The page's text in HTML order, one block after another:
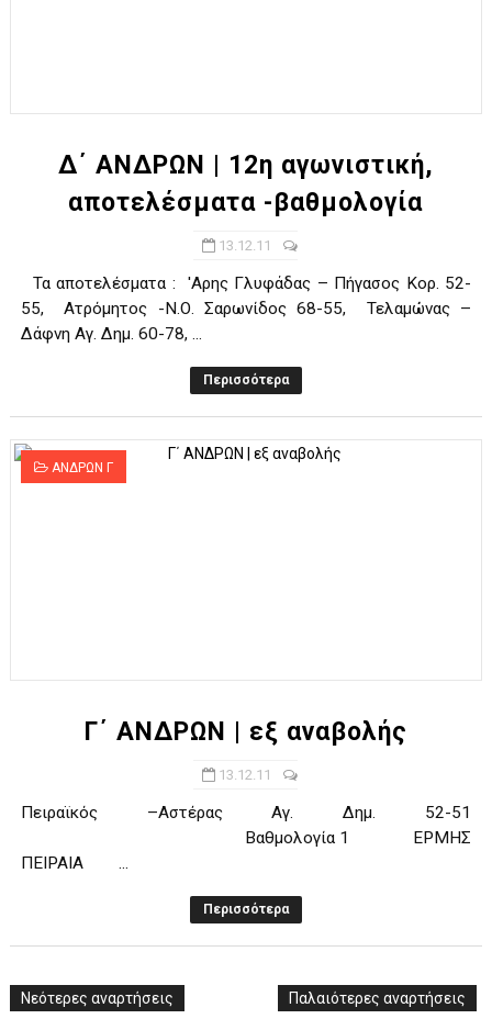
Δ΄ ΑΝΔΡΩΝ | 12η αγωνιστική,
αποτελέσματα -βαθμολογία
13.12.11
Τα αποτελέσματα : 'Αρης Γλυφάδας – Πήγασος Κορ. 52-
55, Ατρόμητος -Ν.Ο. Σαρωνίδος 68-55, Τελαμώνας –
Δάφνη Αγ. Δημ. 60-78, ...
Περισσότερα
ΑΝΔΡΩΝ Γ
Γ΄ ΑΝΔΡΩΝ | εξ αναβολής
13.12.11
Πειραϊκός –Αστέρας Αγ. Δημ. 52-51
Βαθμολογία 1 ΕΡΜΗΣ
ΠΕΙΡΑΙΑ ...
Περισσότερα
Νεότερες αναρτήσεις Παλαιότερες αναρτήσεις